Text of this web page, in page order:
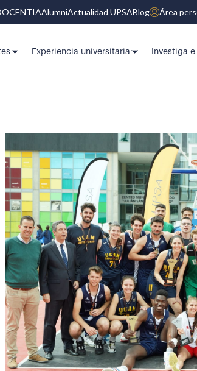
AlumniActualidad UPSABlog Área
Experiencia universitaria Investiga